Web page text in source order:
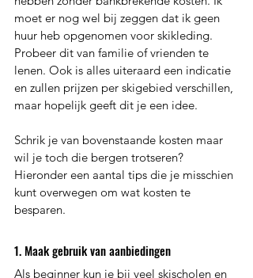
moet er nog wel bij zeggen dat ik geen
huur heb opgenomen voor skikleding.
Probeer dit van familie of vrienden te
lenen. Ook is alles uiteraard een indicatie
en zullen prijzen per skigebied verschillen,
maar hopelijk geeft dit je een idee.
Schrik je van bovenstaande kosten maar
wil je toch die bergen trotseren?
Hieronder een aantal tips die je misschien
kunt overwegen om wat kosten te
besparen.
1. Maak gebruik van aanbiedingen
Als beginner kun je bij veel skischolen en